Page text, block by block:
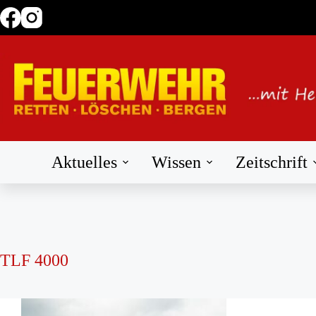
Zum
Inhalt
Aktuelles Wissen Zeitschrift
TLF 4000